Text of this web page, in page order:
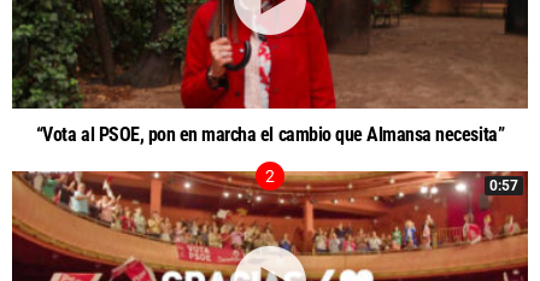
“Vota al PSOE, pon en marcha el cambio que Almansa necesita”
0:57